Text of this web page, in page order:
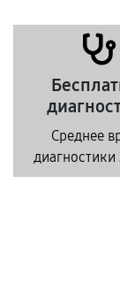
Среднее